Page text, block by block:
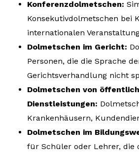
Konferenzdolmetschen:
Konsekutivdolmetschen bei
internationalen
Dolmetschen im Gericht:
Personen, die die Sprache
Gerichtsverhandlung nicht
Dolmetschen von
Dienstleistungen:
Krankenhäusern,
Dolmetschen im
für Schüler oder Lehrer, die